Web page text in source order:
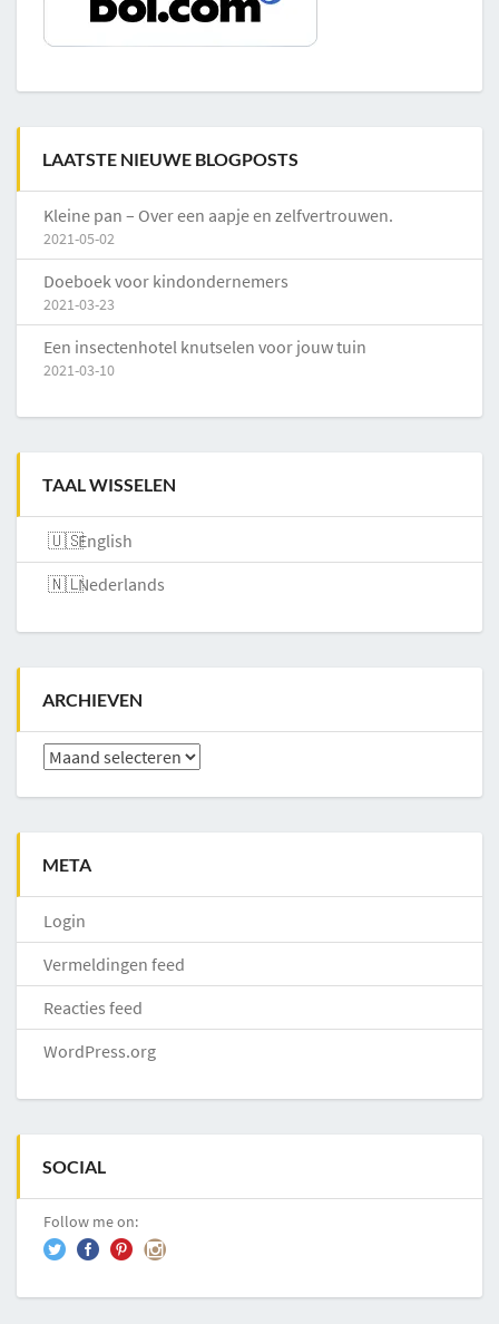
LAATSTE NIEUWE BLOGPOSTS
Kleine pan – Over een aapje en zelfvertrouwen.
2021-05-02
Doeboek voor kindondernemers
2021-03-23
Een insectenhotel knutselen voor jouw tuin
2021-03-10
TAAL WISSELEN
English
Nederlands
ARCHIEVEN
Archieven
META
Login
Vermeldingen feed
Reacties feed
WordPress.org
SOCIAL
Follow me on: